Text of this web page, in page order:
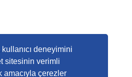
deneyimini
sitesinin verimli
amacıyla çerezler